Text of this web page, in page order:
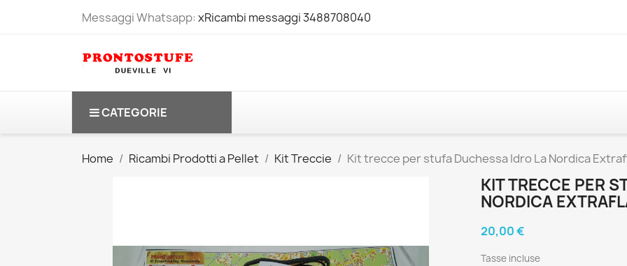
Messaggi Whatsapp:xRicambi messaggi 3488708040
CATEGORIE
Home Ricambi Prodotti a Pellet Kit Treccie Kit trecce per stufa Duchessa Idro La Nordica
KIT TRECCE PER
NORDICA
20,00 €
Tasse incluse